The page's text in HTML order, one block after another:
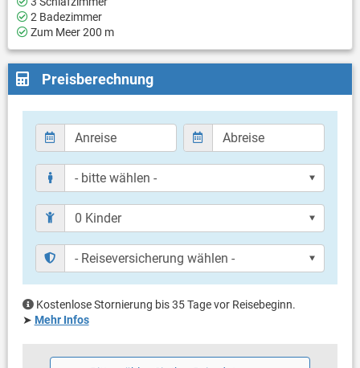
2 Badezimmer
Zum Meer 200 m
Preisberechnung
Kostenlose Stornierung bis 35 Tage vor Reisebeginn.
➤ Mehr Infos